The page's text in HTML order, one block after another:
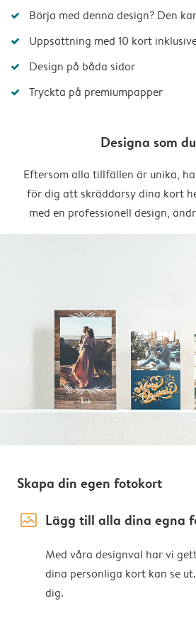
Börja med denna design? Den
Uppsättning med 10 kort
Design på båda sidor
Tryckta på premiumpapper
Designa som
Eftersom alla tillfällen är unika,
för dig att skräddarsy dina kort
med en professionell design,
Skapa din egen fotokort
image_placeholder Lägg till alla dina egna
Med våra designval har vi
dina personliga kort kan se
dig.